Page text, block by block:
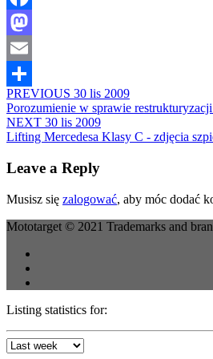
Facebook
Mastodon
Email
Share
PREVIOUS 30 lis 2009
Porozumienie w sprawie
NEXT 30 lis 2009
Lifting Mercedesa Klasy C - zdjęcia
Leave a Reply
Musisz się zalogować, aby móc dodać
Mototarget © 2021 Trademarks and
Listing statistics for: